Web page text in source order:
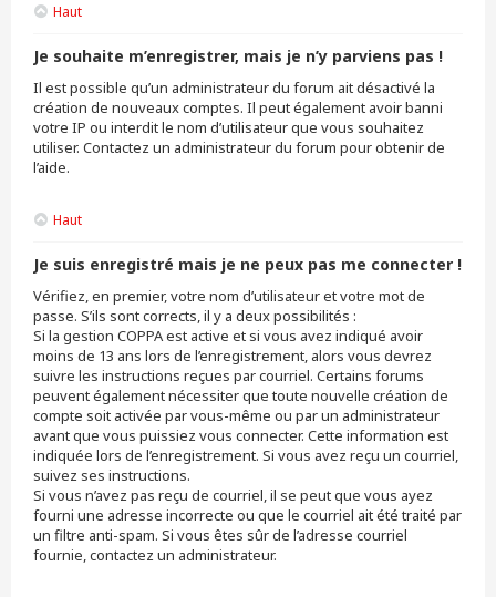
Haut
Je souhaite m’enregistrer, mais je n’y parviens pas !
Il est possible qu’un administrateur du forum ait désactivé la
création de nouveaux comptes. Il peut également avoir banni
votre IP ou interdit le nom d’utilisateur que vous souhaitez
utiliser. Contactez un administrateur du forum pour obtenir de
l’aide.
Haut
Je suis enregistré mais je ne peux pas me connecter !
Vérifiez, en premier, votre nom d’utilisateur et votre mot de
passe. S’ils sont corrects, il y a deux possibilités :
Si la gestion COPPA est active et si vous avez indiqué avoir
moins de 13 ans lors de l’enregistrement, alors vous devrez
suivre les instructions reçues par courriel. Certains forums
peuvent également nécessiter que toute nouvelle création de
compte soit activée par vous-même ou par un administrateur
avant que vous puissiez vous connecter. Cette information est
indiquée lors de l’enregistrement. Si vous avez reçu un courriel,
suivez ses instructions.
Si vous n’avez pas reçu de courriel, il se peut que vous ayez
fourni une adresse incorrecte ou que le courriel ait été traité par
un filtre anti-spam. Si vous êtes sûr de l’adresse courriel
fournie, contactez un administrateur.